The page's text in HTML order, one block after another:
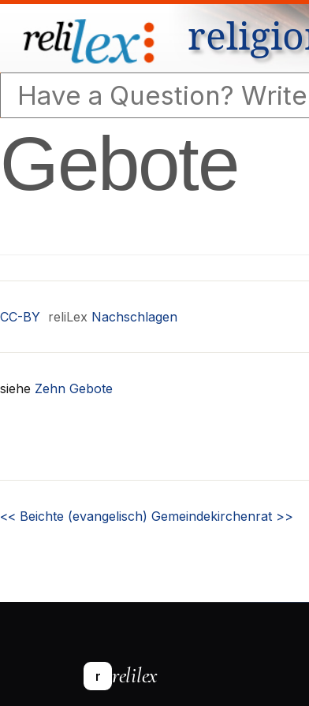
Gebote
CC-BY reliLex Nachschlagen
siehe Zehn Gebote
<< Beichte (evangelisch) Gemeindekirchenrat >>
r relilex